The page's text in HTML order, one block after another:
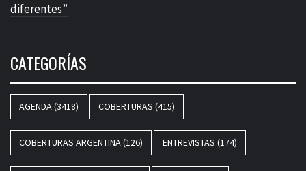
diferentes”
CATEGORÍAS
AGENDA(3418) COBERTURAS (415)
COBERTURAS ARGENTINA(126) ENTREVISTAS (174)